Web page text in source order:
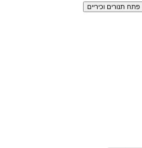
פתח תנורים וכיריים